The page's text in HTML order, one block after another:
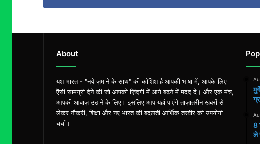
About
यश भारत - "नये ज़माने के साथ" की कोशिश है आपकी भाषा में, आपके लिए
ऎसी सामग्री देने की जो आपको ज़िंदगी में आगे बढ़ने में मदद दे। और एक मंच,
आपकी आवाज़ उठाने के लिए। इसलिए आप यहां पाएंगे ताज़ातरीन खबरों से
लेकर नौकरी, शिक्षा और नए भारत की बदलती आर्थिक तस्वीर की उपयोगी
चर्चा।
8
ले